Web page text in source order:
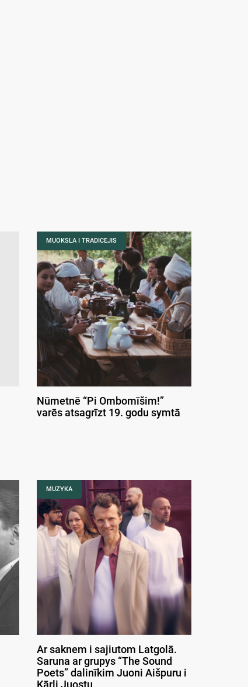
MUOKSLA I TRADICEJIS
Nūmetnē “Pi Ombomīšim!”
varēs atsagrīzt 19. godu symtā
MUZYKA
Ar saknem i sajiutom Latgolā.
Saruna ar grupys “The Sound
Poets” dalinīkim Juoni Aišpuru i
Kārli Juostu